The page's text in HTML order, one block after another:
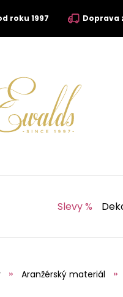
roku 1997 Doprava
Slevy %
Aranžérský materiál